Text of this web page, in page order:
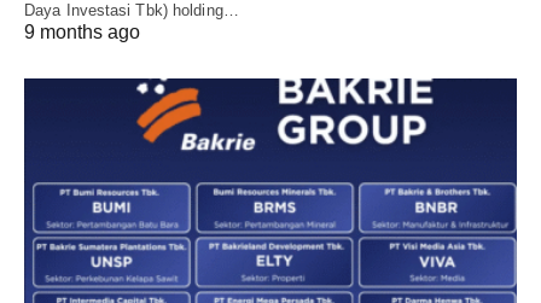
Daya Investasi Tbk) holding…
9 months ago